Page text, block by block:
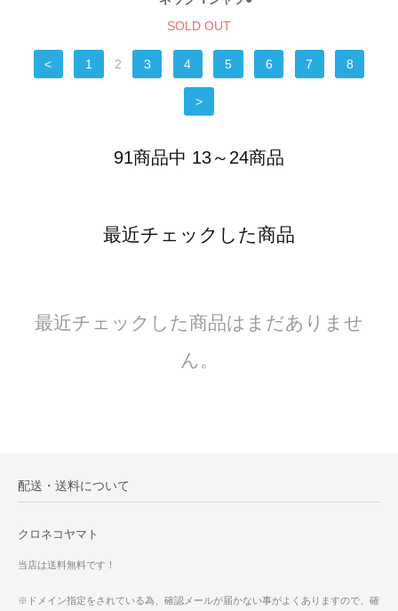
SOLD OUT
< 1 2 3 4 5 6 7 8
>
91商品中 13～24商品
最近チェックした商品
最近チェックした商品はまだありませ
ん。
配送・送料について
クロネコヤマト
当店は送料無料です！
※ドメイン指定をされている為、確認メールが届かない事がよくありますので、確